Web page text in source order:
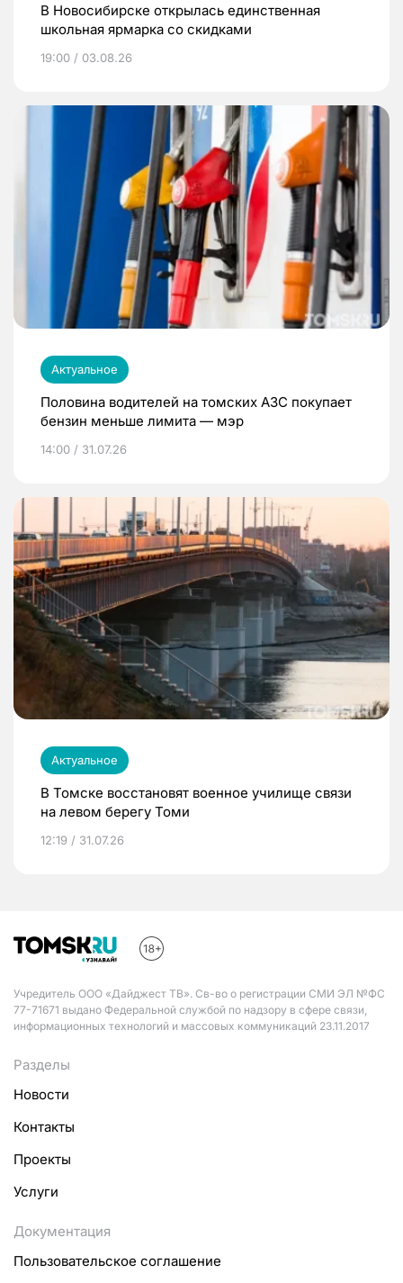
В Новосибирске открылась единственная
школьная ярмарка со скидками
19:00 / 03.08.26
Актуальное
Половина водителей на томских АЗС покупает
бензин меньше лимита — мэр
14:00 / 31.07.26
Актуальное
В Томске восстановят военное училище связи
на левом берегу Томи
12:19 / 31.07.26
Учредитель ООО «Дайджест ТВ». Св-во о регистрации СМИ ЭЛ №ФС
77-71671 выдано Федеральной службой по надзору в сфере связи,
информационных технологий и массовых коммуникаций 23.11.2017
Разделы
Новости
Контакты
Проекты
Услуги
Документация
Пользовательское соглашение